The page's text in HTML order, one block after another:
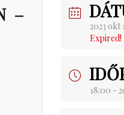
–
2023 okt
Expired!
18:00 -